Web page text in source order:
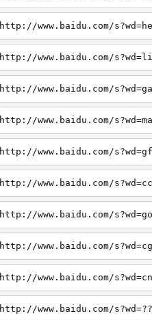
http://www.baidu.com/
http://www.baidu.com/
http://www.baidu.com/
http://www.baidu.com/
http://www.baidu.com/
http://www.baidu.com/
http://www.baidu.com/
http://www.baidu.com/
http://www.baidu.com/
http://www.baidu.com/